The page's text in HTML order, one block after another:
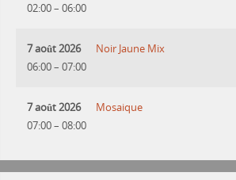
02:00– 06:00
7 août 2026
06:00– 07:00
Noir Jaune Mix
7 août 2026
07:00– 08:00
Mosaique